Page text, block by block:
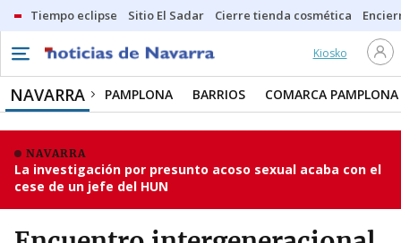
Tiempo eclipse Sitio El Sadar Cierre tienda cosmética
Kiosko
NAVARRA PAMPLONA BARRIOS COMARCA PAMPLONA
NAVARRA
La investigación por presunto acoso sexual acaba con el
cese de un jefe del HUN